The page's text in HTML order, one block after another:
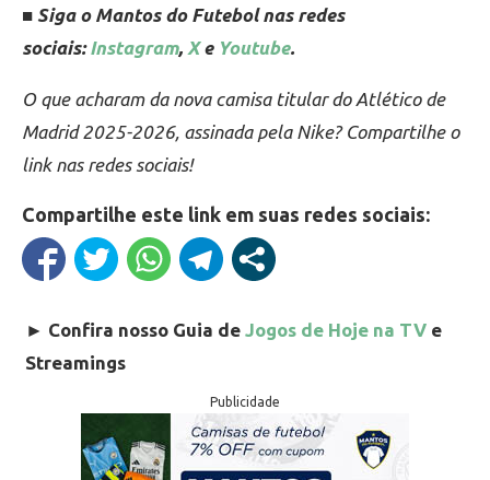
■ Siga o Mantos do Futebol nas redes
sociais:Instagram, Xe Youtube.
O que acharam da nova camisa titular do Atlético de
Madrid 2025-2026, assinada pela Nike? Compartilhe o
link nas redes sociais!
Compartilhe este link em suas redes sociais:
► Confira nosso Guia de Jogos de Hoje na TV e
Streamings
Publicidade